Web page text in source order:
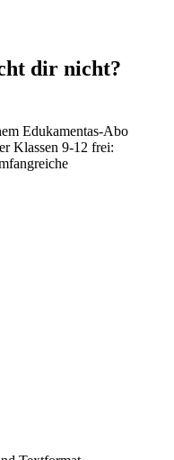
dir nicht?
Edukamentas-Abo
Klassen 9-12 frei: